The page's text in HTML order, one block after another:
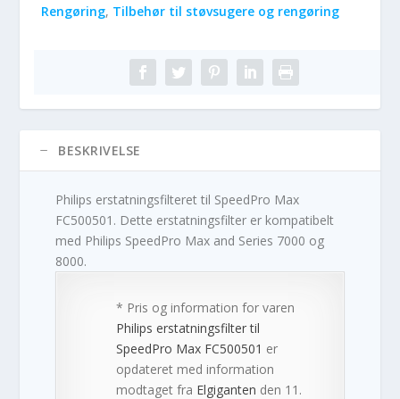
Rengøring, Tilbehør til støvsugere og rengøring
BESKRIVELSE
Philips erstatningsfilteret til SpeedPro Max
FC500501. Dette erstatningsfilter er kompatibelt
med Philips SpeedPro Max and Series 7000 og
8000.
* Pris og information for varen
Philips erstatningsfilter til
SpeedPro Max FC500501 er
opdateret med information
modtaget fra Elgiganten den 11.